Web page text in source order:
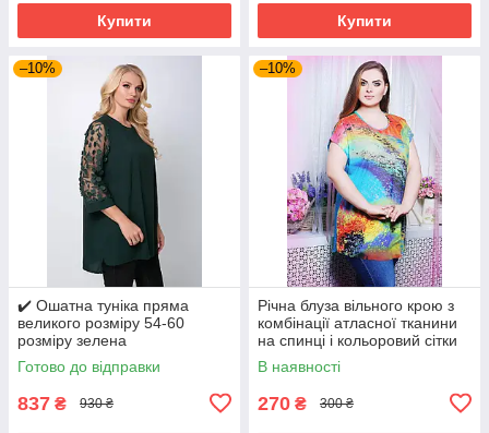
Купити Купити
–10%
✔️ Ошатна туніка пряма
великого розміру 54-60
розміру зелена
Готово до відправки
837 ₴ 930 ₴
–10%
Річна блуза вільного крою з
комбінації атласної тканини
на спинці і кольоровий сітки
великого розміру 52-62
В наявності
270 ₴ 300 ₴